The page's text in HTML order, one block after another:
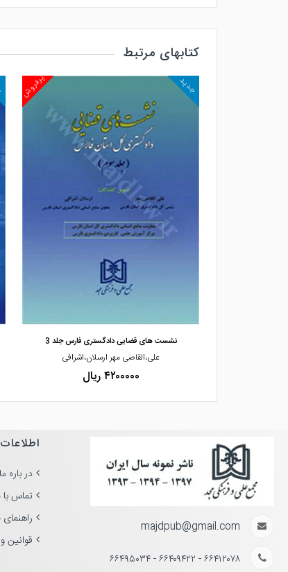
کتابهای مرتبط
پرفروش جدید
نشست های قضایی دادگستری فارس جلد 3
علی،القاصی مهر ارسلان،اشرافی
۴۲۰۰۰۰۰ ریال
majdpub@gmail.com
۶۶۴۱۲۰۷۸ - ۶۶۴۰۹۴۲۲ - ۶۶۴۹۵۰۳۴
اطلاعات
در باره ما
تماس با
قوانین